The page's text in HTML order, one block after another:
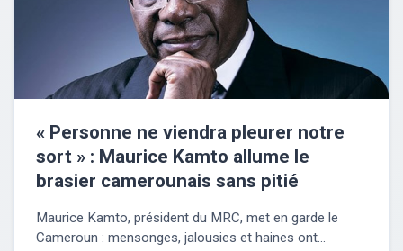
« Personne ne viendra pleurer notre
sort » : Maurice Kamto allume le
brasier camerounais sans pitié
Maurice Kamto, président du MRC, met en garde le
Cameroun : mensonges, jalousies et haines ont...